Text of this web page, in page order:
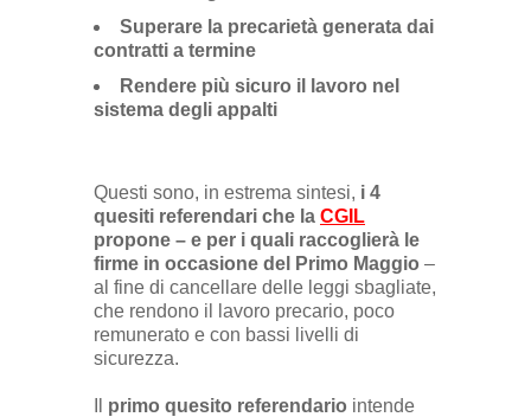
Superare la precarietà generata dai
contratti a termine
Rendere più sicuro il lavoro nel
sistema degli appalti
Questi sono, in estrema sintesi, i 4
quesiti referendari che la CGIL
propone – e per i quali raccoglierà le
firme in occasione del Primo Maggio –
al fine di cancellare delle leggi sbagliate,
che rendono il lavoro precario, poco
remunerato e con bassi livelli di
sicurezza.
primo quesito referendario intende